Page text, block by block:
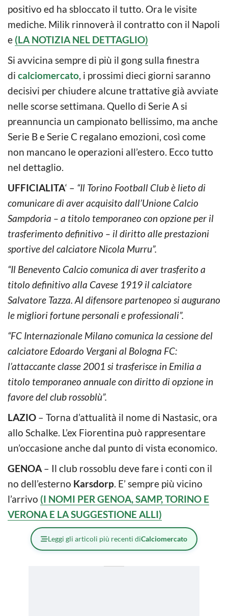
positivo ed ha sbloccato il tutto. Ora le visite
mediche. Milik rinnoverà il contratto con il Napoli
e (LA NOTIZIA NEL DETTAGLIO)
Si avvicina sempre di più il gong sulla finestra
di calciomercato, i prossimi dieci giorni saranno
decisivi per chiudere alcune trattative già avviate
nelle scorse settimana. Quello di Serie A si
preannuncia un campionato bellissimo, ma anche
Serie B e Serie C regalano emozioni, così come
non mancano le operazioni all’estero. Ecco tutto
nel dettaglio.
UFFICIALITA‘ – “Il Torino Football Club è lieto di
comunicare di aver acquisito dall’Unione Calcio
Sampdoria – a titolo temporaneo con opzione per il
trasferimento definitivo – il diritto alle prestazioni
sportive del calciatore Nicola Murru”.
“Il Benevento Calcio comunica di aver trasferito a
titolo definitivo alla Cavese 1919 il calciatore
Salvatore Tazza. Al difensore partenopeo si augurano
le migliori fortune personali e professionali”.
“FC Internazionale Milano comunica la cessione del
calciatore Edoardo Vergani al Bologna FC:
l’attaccante classe 2001 si trasferisce in Emilia a
titolo temporaneo annuale con diritto di opzione in
favore del club rossoblù”.
LAZIO – Torna d’attualità il nome di Nastasic, ora
allo Schalke. L’ex Fiorentina può rappresentare
un’occasione anche dal punto di vista economico.
GENOA – Il club rossoblu deve fare i conti con il
no dell’esterno Karsdorp. E’ sempre più vicino
l’arrivo (I NOMI PER GENOA, SAMP, TORINO E
VERONA E LA SUGGESTIONE ALLI)
Leggi gli articoli più recenti diCalciomercato